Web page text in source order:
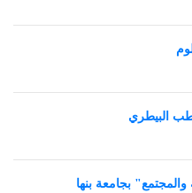
البيطري
بجامعة بنها